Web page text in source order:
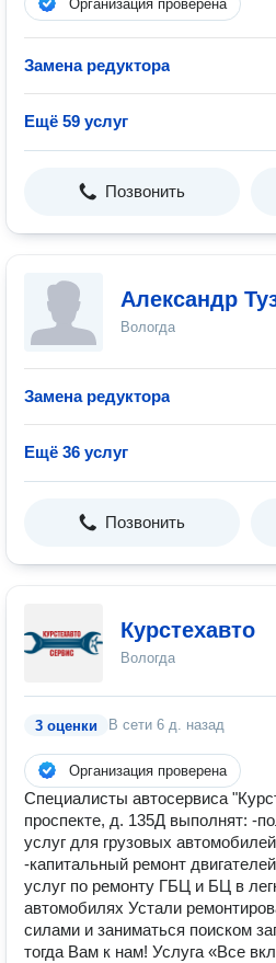
Организация проверена
Замена редуктора
Ещё 59 услуг
Позвонить
Александр
Вологда
Замена редуктора
Ещё 36 услуг
Позвонить
Курстехавто
Вологда
3 оценки В сети 6 д. назад
Организация проверена
Специалисты автосервиса
проспекте, д. 135Д выполнят: -
услуг для грузовых
-капитальный ремонт
услуг по ремонту ГБЦ и БЦ в
автомобилях Устали
силами и заниматься поиском
тогда Вам к нам! Услуга «Все